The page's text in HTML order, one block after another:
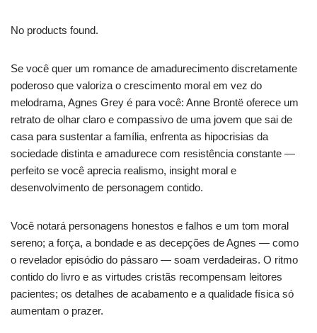
No products found.
Se você quer um romance de amadurecimento discretamente
poderoso que valoriza o crescimento moral em vez do
melodrama, Agnes Grey é para você: Anne Brontë oferece um
retrato de olhar claro e compassivo de uma jovem que sai de
casa para sustentar a família, enfrenta as hipocrisias da
sociedade distinta e amadurece com resistência constante —
perfeito se você aprecia realismo, insight moral e
desenvolvimento de personagem contido.
Você notará personagens honestos e falhos e um tom moral
sereno; a força, a bondade e as decepções de Agnes — como
o revelador episódio do pássaro — soam verdadeiras. O ritmo
contido do livro e as virtudes cristãs recompensam leitores
pacientes; os detalhes de acabamento e a qualidade física só
aumentam o prazer.